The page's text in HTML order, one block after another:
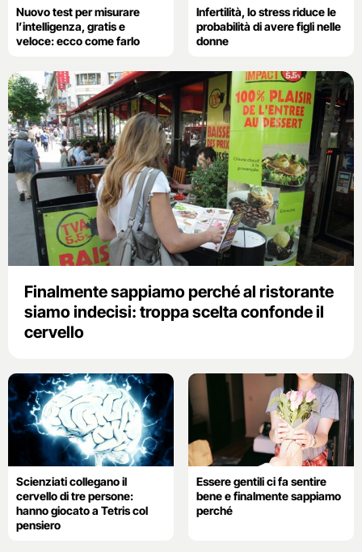
Nuovo test per misurare
l’intelligenza, gratis e
veloce: ecco come farlo
Infertilità, lo stress riduce le
probabilità di avere figli nelle
donne
Finalmente sappiamo perché al ristorante
siamo indecisi: troppa scelta confonde il
cervello
Scienziati collegano il
cervello di tre persone:
hanno giocato a Tetris col
pensiero
Essere gentili ci fa sentire
bene e finalmente sappiamo
perché